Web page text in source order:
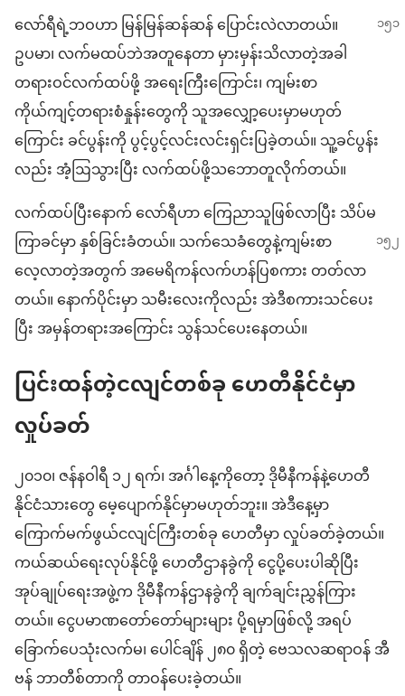
လော်ရီရဲ့ဘဝဟာ မြန်မြန်ဆန်ဆန် ပြောင်းလဲလာတယ်။
ဥပမာ၊ လက်မထပ်ဘဲအတူနေတာ မှားမှန်းသိလာတဲ့အခါ
တရားဝင်လက်ထပ်ဖို့ အရေးကြီးကြောင်း၊ ကျမ်းစာ
ကိုယ်ကျင့်တရားစံနှုန်းတွေကို သူအလျှော့ပေးမှာမဟုတ်
ကြောင်း ခင်ပွန်းကို ပွင့်ပွင့်လင်းလင်းရှင်းပြခဲ့တယ်။ သူ့ခင်ပွန်း
လည်း အံ့ဩသွားပြီး လက်ထပ်ဖို့သဘောတူလိုက်တယ်။
လက်ထပ်ပြီးနောက် လော်ရီဟာ ကြေညာသူဖြစ်လာပြီး သိပ်မ
ကြာခင်မှာနှစ်ခြင်းခံတယ်။ သက်သေခံတွေနဲ့ကျမ်းစာ
လေ့လာတဲ့အတွက် အမေရိကန်လက်ဟန်ပြစကား တတ်လာ
တယ်။ နောက်ပိုင်းမှာ သမီးလေးကိုလည်း အဲဒီစကားသင်ပေး
ပြီး အမှန်တရားအကြောင်း သွန်သင်ပေးနေတယ်။
ပြင်းထန်တဲ့ငလျင်တစ်ခု ဟေတီနိုင်ငံမှာ
လှုပ်ခတ်
၂၀၁၀၊ ဇန်နဝါရီ ၁၂ ရက်၊ အင်္ဂါနေ့ကိုတော့ ဒိုမီနီကန်နဲ့ဟေတီ
နိုင်ငံသားတွေ မေ့ပျောက်နိုင်မှာမဟုတ်ဘူး။ အဲဒီနေ့မှာ
ကြောက်မက်ဖွယ်ငလျင်ကြီးတစ်ခု ဟေတီမှာ လှုပ်ခတ်ခဲ့တယ်။
ကယ်ဆယ်ရေးလုပ်နိုင်ဖို့ ဟေတီဌာနခွဲကို ငွေပို့ပေးပါဆိုပြီး
အုပ်ချုပ်ရေးအဖွဲ့က ဒိုမီနီကန်ဌာနခွဲကို ချက်ချင်းညွှန်ကြား
တယ်။ ငွေပမာဏတော်တော်များများ ပို့ရမှာဖြစ်လို့ အရပ်
ခြောက်ပေသုံးလက်မ၊ ပေါင်ချိန် ၂၈၀ ရှိတဲ့ ဗေသလဆရာဝန် အီ
ဗန် ဘာတီစ်တာကို တာဝန်ပေးခဲ့တယ်။